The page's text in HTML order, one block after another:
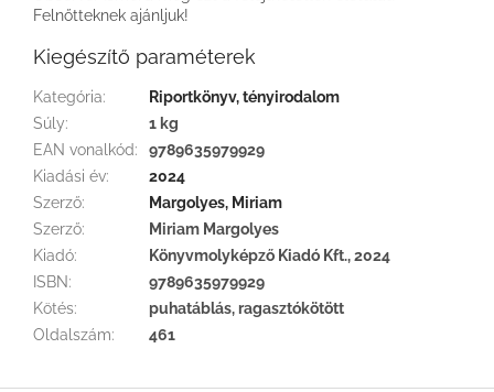
Felnőtteknek ajánljuk!
Kiegészítő paraméterek
Kategória:
Riportkönyv, tényirodalom
Súly:
1 kg
EAN vonalkód:
9789635979929
Kiadási év:
2024
Szerző:
Margolyes, Miriam
Szerző:
Miriam Margolyes
Kiadó:
Könyvmolyképző Kiadó Kft., 2024
ISBN:
9789635979929
Kötés:
puhatáblás, ragasztókötött
Oldalszám: 461